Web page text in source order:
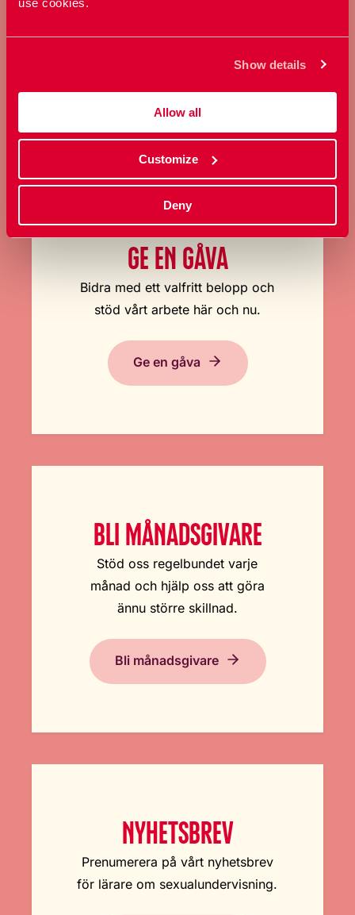
use cookies.
Show details
Allow all
Customize
Deny
bestämma över sin kropp och
sexualitet.
GE EN GÅVA
Bidra med ett valfritt belopp och
stöd vårt arbete här och nu.
Ge en gåva
BLI MÅNADSGIVARE
Stöd oss regelbundet varje
månad och hjälp oss att göra
ännu större skillnad.
Bli månadsgivare
NYHETSBREV
Prenumerera på vårt nyhetsbrev
för lärare om sexualundervisning.